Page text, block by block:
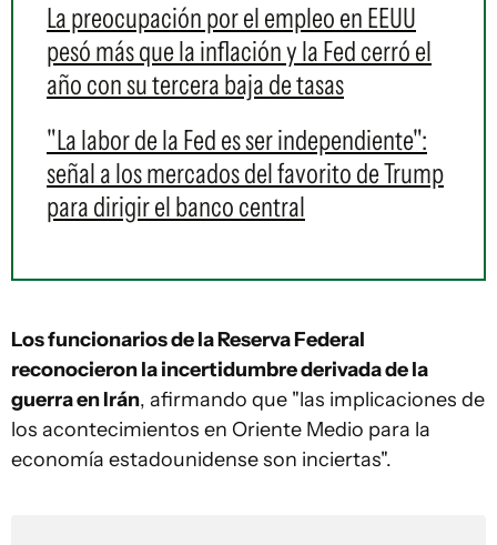
La preocupación por el empleo en EEUU
pesó más que la inflación y la Fed cerró el
año con su tercera baja de tasas
"La labor de la Fed es ser independiente":
señal a los mercados del favorito de Trump
para dirigir el banco central
Los funcionarios de la Reserva Federal
reconocieron la incertidumbre derivada de la
guerra en Irán, afirmando que "las implicaciones de
los acontecimientos en Oriente Medio para la
economía estadounidense son inciertas".